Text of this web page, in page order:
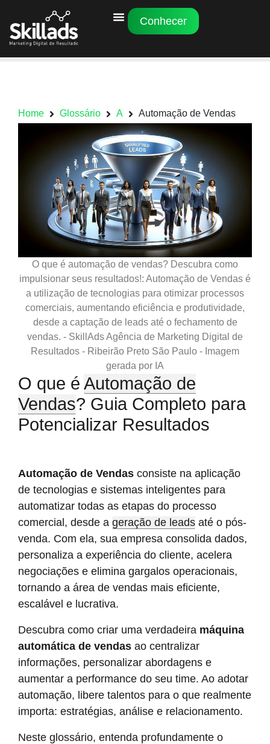
Conhecer
Home Glossário A Automação de Vendas
O que é automação de vendas? Descubra como
impulsionar seus resultados!: Automação de Vendas é
a utilização de tecnologias para otimizar processos
comerciais, aumentando eficiência e produtividade,
desde a captação de leads até o fechamento de
vendas. - SkillAds Agência de Marketing Digital de
Resultados - Ribeirão Preto São Paulo - Imagem
gerada por IA
O que é Automação de
Vendas? Guia Completo para
Potencializar Resultados
Automação de Vendas consiste na aplicação
de tecnologias e sistemas inteligentes para
automatizar todas as etapas do processo
comercial, desde a geração de leads até o pós-
venda. Com ela, sua empresa consolida dados,
personaliza a experiência do cliente, acelera
negociações e elimina gargalos operacionais,
tornando a área de vendas mais eficiente,
escalável e lucrativa.
Descubra como criar uma verdadeira máquina
automática de vendas ao centralizar
informações, personalizar abordagens e
aumentar a performance do seu time. Ao adotar
automação, libere talentos para o que realmente
importa: estratégias, análise e relacionamento.
Neste glossário, entenda profundamente o